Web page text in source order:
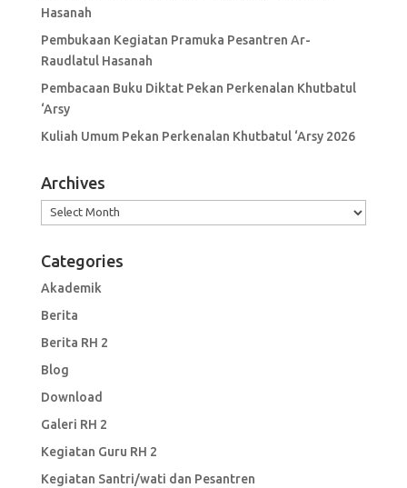
Hasanah
Pembukaan Kegiatan Pramuka Pesantren Ar-
Raudlatul Hasanah
Pembacaan Buku Diktat Pekan Perkenalan Khutbatul
‘Arsy
Kuliah Umum Pekan Perkenalan Khutbatul ‘Arsy 2026
Archives
Archives
Categories
Akademik
Berita
Berita RH 2
Blog
Download
Galeri RH 2
Kegiatan Guru RH 2
Kegiatan Santri/wati dan Pesantren